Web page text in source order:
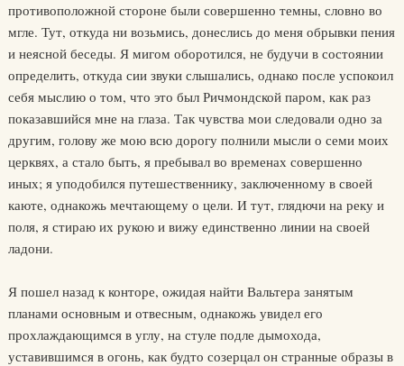
противоположной стороне были совершенно темны, словно во
мгле. Тут, откуда ни возьмись, донеслись до меня обрывки пения
и неясной беседы. Я мигом оборотился, не будучи в состоянии
определить, откуда сии звуки слышались, однако после успокоил
себя мыслию о том, что это был Ричмондской паром, как раз
показавшийся мне на глаза. Так чувства мои следовали одно за
другим, голову же мою всю дорогу полнили мысли о семи моих
церквях, а стало быть, я пребывал во временах совершенно
иных; я уподобился путешественнику, заключенному в своей
каюте, однакожь мечтающему о цели. И тут, глядючи на реку и
поля, я стираю их рукою и вижу единственно линии на своей
ладони.
Я пошел назад к конторе, ожидая найти Вальтера занятым
планами основным и отвесным, однакожь увидел его
прохлаждающимся в углу, на стуле подле дымохода,
уставившимся в огонь, как будто созерцал он странные образы в